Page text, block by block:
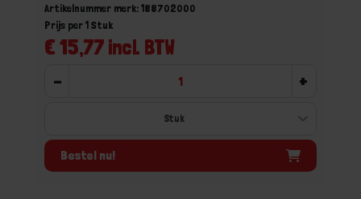
Artikelnummer merk: 188702000
€ 15,77 incl. BTW
Prijs per 1 Stuk
- +
Bestel nu!